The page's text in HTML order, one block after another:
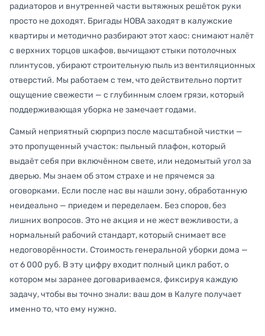
радиаторов и внутренней части вытяжных решёток руки
просто не доходят. Бригады НОВА заходят в калужские
квартиры и методично разбирают этот хаос: снимают налёт
с верхних торцов шкафов, вычищают стыки потолочных
плинтусов, убирают строительную пыль из вентиляционных
отверстий. Мы работаем с тем, что действительно портит
ощущение свежести — с глубинным слоем грязи, который
поддерживающая уборка не замечает годами.
Самый неприятный сюрприз после масштабной чистки —
это пропущенный участок: пыльный плафон, который
выдаёт себя при включённом свете, или недомытый угол за
дверью. Мы знаем об этом страхе и не прячемся за
оговорками. Если после нас вы нашли зону, обработанную
неидеально — приедем и переделаем. Без споров, без
лишних вопросов. Это не акция и не жест вежливости, а
нормальный рабочий стандарт, который снимает все
недоговорённости. Стоимость генеральной уборки дома —
от 6 000 руб. В эту цифру входит полный цикл работ, о
котором мы заранее договариваемся, фиксируя каждую
задачу, чтобы вы точно знали: ваш дом в Калуге получает
именно то, что ему нужно.